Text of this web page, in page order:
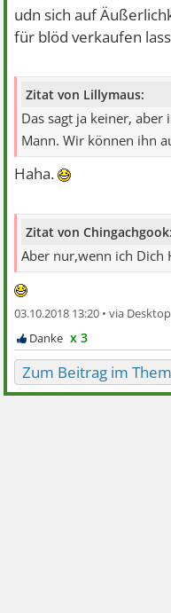
udn sich auf
für blöd verkaufen
Zitat von Lillymaus:
Das sagt ja keiner,
Mann. Wir können ihn
Haha.
Zitat von Chingachgook:
Aber nur,wenn ich Dich
03.10.2018 13:20 •
x 3
Zum Beitrag im